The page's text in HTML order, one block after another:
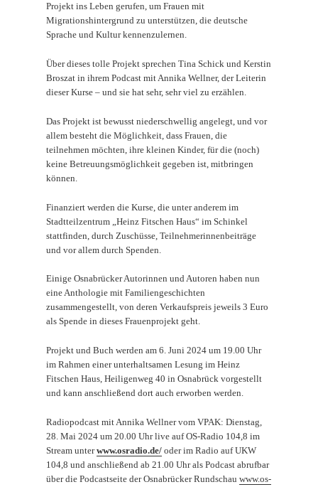
Projekt ins Leben gerufen, um Frauen mit
Migrationshintergrund zu unterstützen, die deutsche
Sprache und Kultur kennenzulernen.
Über dieses tolle Projekt sprechen Tina Schick und Kerstin
Broszat in ihrem Podcast mit Annika Wellner, der Leiterin
dieser Kurse – und sie hat sehr, sehr viel zu erzählen.
Das Projekt ist bewusst niederschwellig angelegt, und vor
allem besteht die Möglichkeit, dass Frauen, die
teilnehmen möchten, ihre kleinen Kinder, für die (noch)
keine Betreuungsmöglichkeit gegeben ist, mitbringen
können.
Finanziert werden die Kurse, die unter anderem im
Stadtteilzentrum „Heinz Fitschen Haus“ im Schinkel
stattfinden, durch Zuschüsse, Teilnehmerinnenbeiträge
und vor allem durch Spenden.
Einige Osnabrücker Autorinnen und Autoren haben nun
eine Anthologie mit Familiengeschichten
zusammengestellt, von deren Verkaufspreis jeweils 3 Euro
als Spende in dieses Frauenprojekt geht.
Projekt und Buch werden am 6. Juni 2024 um 19.00 Uhr
im Rahmen einer unterhaltsamen Lesung im Heinz
Fitschen Haus, Heiligenweg 40 in Osnabrück vorgestellt
und kann anschließend dort auch erworben werden.
Radiopodcast mit Annika Wellner vom VPAK: Dienstag,
28. Mai 2024 um 20.00 Uhr live auf OS-Radio 104,8 im
Stream unterwww.osradio.de/oder im Radio auf UKW
104,8 und anschließend ab 21.00 Uhr als Podcast abrufbar
über die Podcastseite der Osnabrücker Rundschau www.os-